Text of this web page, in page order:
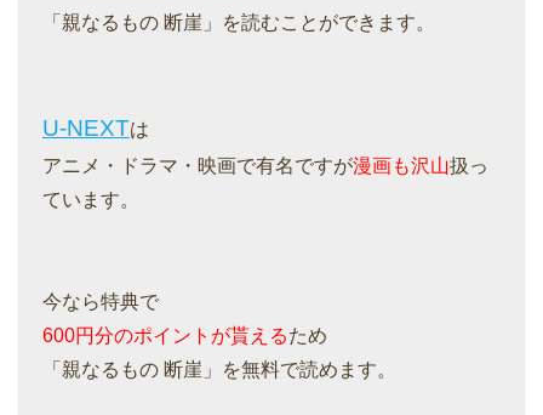
「親なるもの 断崖」を読むことができます。
U-NEXTは
アニメ・ドラマ・映画で有名ですが漫画も沢山扱っ
ています。
今なら特典で
600円分のポイントが貰えるため
「親なるもの 断崖」を無料で読めます。